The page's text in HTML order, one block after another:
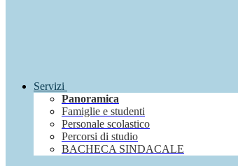
Servizi
Panoramica
Famiglie e studenti
Personale scolastico
Percorsi di studio
BACHECA SINDACALE